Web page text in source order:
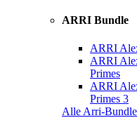
ARRI Bundle
ARRI
ARRI
Primes
ARRI
Primes 3
Alle Arri-Bundle